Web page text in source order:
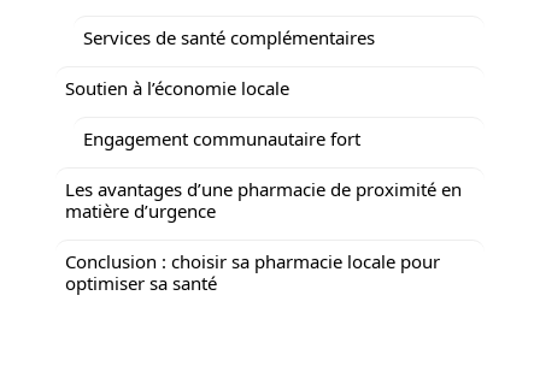
Services de santé complémentaires
Soutien à l’économie locale
Engagement communautaire fort
Les avantages d’une pharmacie de proximité en
matière d’urgence
Conclusion : choisir sa pharmacie locale pour
optimiser sa santé